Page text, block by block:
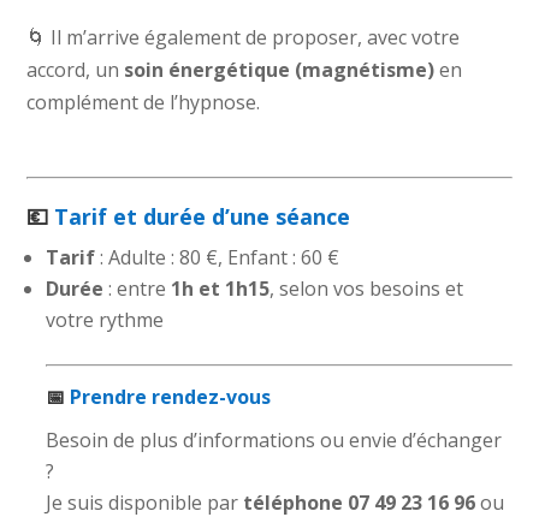
🌀 Il m’arrive également de proposer, avec votre
accord, un soin énergétique (magnétisme)en
complément de l’hypnose.
💶 Tarif et durée d’une séance
Tarif: Adulte : 80 €, Enfant : 60 €
Durée : entre 1h et 1h15, selon vos besoins et
votre rythme
📅 Prendre rendez-vous
Besoin de plus d’informations ou envie d’échanger
?
Je suis disponible par téléphone 07 49 23 16 96ou